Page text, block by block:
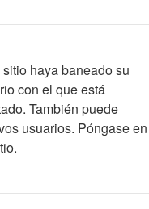
haya baneado su
con el que está
También puede
usuarios. Póngase en